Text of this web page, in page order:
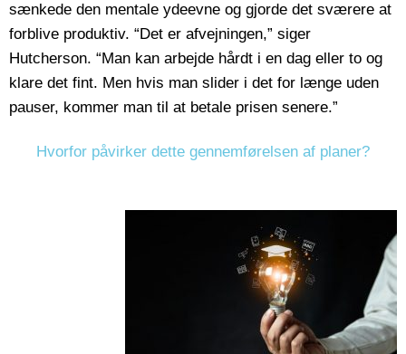
sænkede den mentale ydeevne og gjorde det sværere at
forblive produktiv. “Det er afvejningen,” siger
Hutcherson. “Man kan arbejde hårdt i en dag eller to og
klare det fint. Men hvis man slider i det for længe uden
pauser, kommer man til at betale prisen senere.”
Hvorfor påvirker dette gennemførelsen af planer?